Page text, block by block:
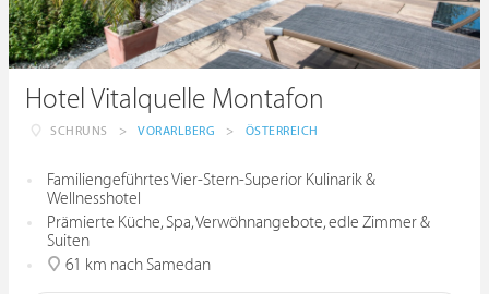
Hotel Vitalquelle Montafon
SCHRUNS > VORARLBERG > ÖSTERREICH
Familiengeführtes Vier-Stern-Superior Kulinarik &
Wellnesshotel
Prämierte Küche, Spa, Verwöhnangebote, edle Zimmer &
Suiten
61 km nach Samedan